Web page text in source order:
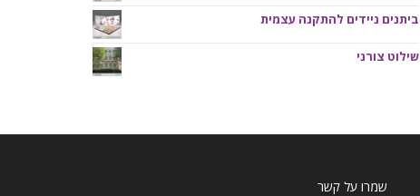
ביתנים ניידים להתקנה עצמית
שילוט צורני
שמרו על קשר